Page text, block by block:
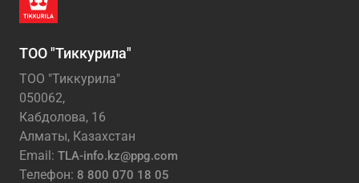
ТОО "Тиккурила"
ТОО "Тиккурила"
050062,
Кабдолова, 16
Алматы, Казахстан
Email: TLA-info.kz@ppg.com
Телефон: 8 800 070 18 05